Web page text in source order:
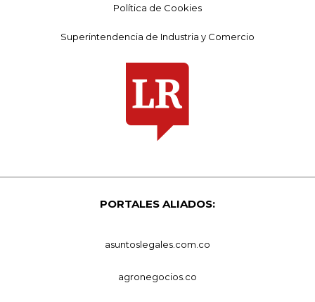
Política de Cookies
Superintendencia de Industria y Comercio
PORTALES ALIADOS:
asuntoslegales.com.co
agronegocios.co